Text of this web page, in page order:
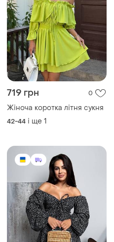
719 грн 0
Жіноча коротка літня сукня
42-44 і ще 1